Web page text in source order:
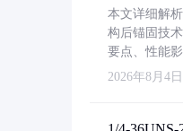
本文详细解
构后锚固技
要点、性能
2026年8月4日